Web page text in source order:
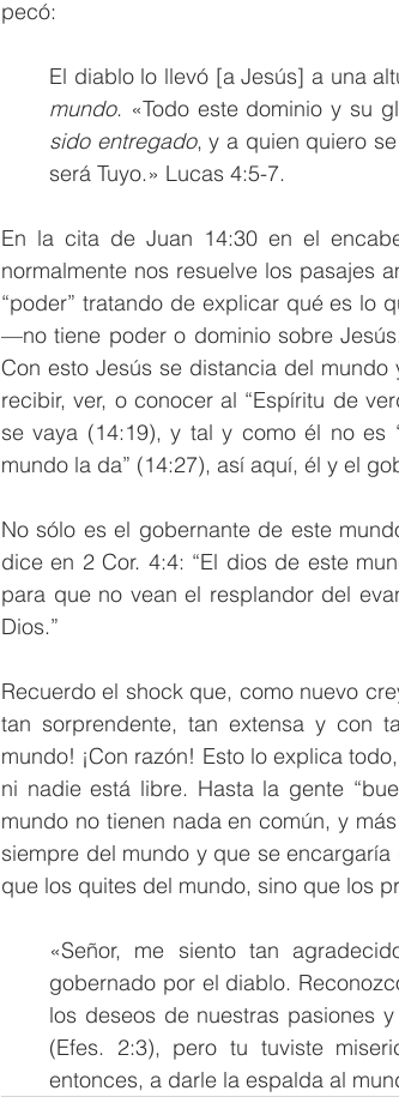
pecó:
El diablo lo llevó [a Jesús] a una
mundo. «Todo este dominio y su
sido entregado, y a quien quiero
será Tuyo.» Lucas 4:5-7.
En la cita de Juan 14:30 en el
normalmente nos resuelve los pasajes
“poder” tratando de explicar qué es lo
—no tiene poder o dominio sobre
Con esto Jesús se distancia del
recibir, ver, o conocer al “Espíritu de
se vaya (14:19), y tal y como él no es
mundo la da” (14:27), así aquí, él y el
No sólo es el gobernante de este
dice en 2 Cor. 4:4: “El dios de este
para que no vean el resplandor del
Dios.”
Recuerdo el shock que, como nuevo
tan sorprendente, tan extensa y con
mundo! ¡Con razón! Esto lo explica
ni nadie está libre. Hasta la gente
mundo no tienen nada en común, y
siempre del mundo y que se
que los quites del mundo, sino que los
«Señor, me siento tan
gobernado por el diablo.
los deseos de nuestras pasiones
(Efes. 2:3), pero tu tuviste
entonces, a darle la espalda al